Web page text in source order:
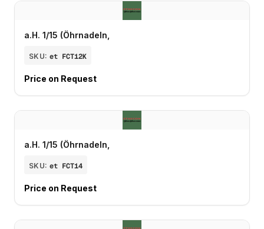
a.H. 1/15 (Öhrnadeln,
SKU: et FCT12K
Price on Request
a.H. 1/15 (Öhrnadeln,
SKU: et FCT14
Price on Request